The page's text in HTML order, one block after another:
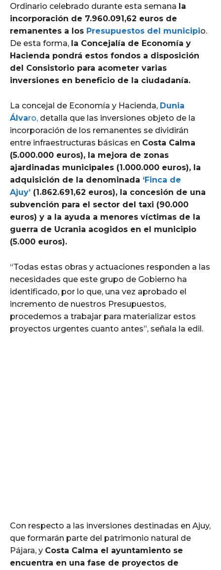
Ordinario celebrado durante esta semana la
incorporación de 7.960.091,62 euros de
remanentes a los Presupuestos del municipio.
De esta forma, la Concejalía de Economía y
Hacienda pondrá estos fondos a disposición
del Consistorio para acometer varias
inversiones en beneficio de la ciudadanía.
La concejal de Economía y Hacienda, Dunia
Álvaro, detalla que las inversiones objeto de la
incorporación de los remanentes se dividirán
entre infraestructuras básicas en Costa Calma
(5.000.000 euros), la mejora de zonas
ajardinadas municipales (1.000.000 euros), la
adquisición de la denominada ‘Finca de
Ajuy’ (1.862.691,62 euros), la concesión de una
subvención para el sector del taxi (90.000
euros) y a la ayuda a menores víctimas de la
guerra de Ucrania acogidos en el municipio
(5.000 euros).
“Todas estas obras y actuaciones responden a las
necesidades que este grupo de Gobierno ha
identificado, por lo que, una vez aprobado el
incremento de nuestros Presupuestos,
procedemos a trabajar para materializar estos
proyectos urgentes cuanto antes”, señala la edil.
Con respecto a las inversiones destinadas en Ajuy,
que formarán parte del patrimonio natural de
Pájara, y Costa Calma el ayuntamiento se
encuentra en una fase de proyectos de